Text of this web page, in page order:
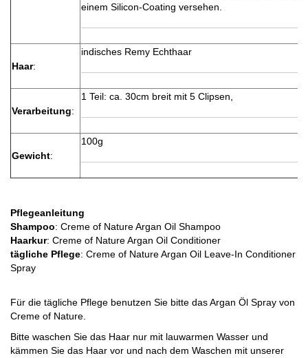
einem Silicon-Coating versehen.
Haar:
indisches Remy Echthaar
Verarbeitung:
1 Teil: ca. 30cm breit mit 5 Clipsen,
Gewicht:
100g
Pflegeanleitung
Shampoo: Creme of Nature Argan Oil Shampoo
Haarkur: Creme of Nature Argan Oil Conditioner
tägliche Pflege: Creme of Nature Argan Oil Leave-In Conditioner
Spray
Für die tägliche Pflege benutzen Sie bitte das Argan Öl Spray von
Creme of Nature.
Bitte waschen Sie das Haar nur mit lauwarmen Wasser und
kämmen Sie das Haar vor und nach dem Waschen mit unserer